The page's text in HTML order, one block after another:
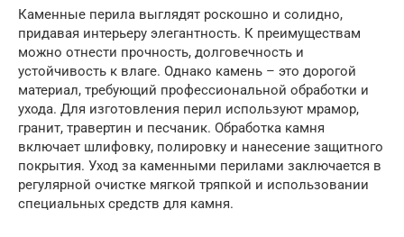
Каменные перила выглядят роскошно и солидно,
придавая интерьеру элегантность. К преимуществам
можно отнести прочность, долговечность и
устойчивость к влаге. Однако камень – это дорогой
материал, требующий профессиональной обработки и
ухода. Для изготовления перил используют мрамор,
гранит, травертин и песчаник. Обработка камня
включает шлифовку, полировку и нанесение защитного
покрытия. Уход за каменными перилами заключается в
регулярной очистке мягкой тряпкой и использовании
специальных средств для камня.